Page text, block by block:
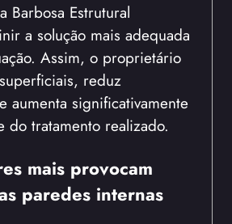
Barbosa Estrutural
a solução mais adequada
Assim, o proprietário
reduz
aumenta significativamente
do tratamento realizado.
mais provocam
paredes internas